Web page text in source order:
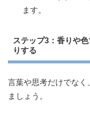
ます。
ステップ3：香りや
りする
言葉や思考だけでなく
ましょう。